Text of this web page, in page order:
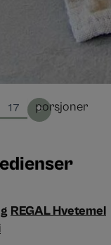
porsjoner
+
g REGAL Hvetemel